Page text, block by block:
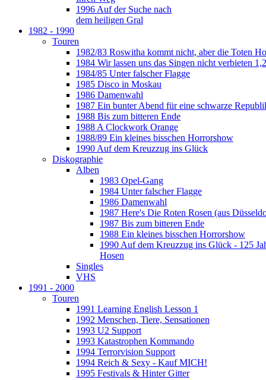
1996 Auf der Suche nach
dem heiligen Gral
1982 - 1990
Touren
1982/83 Roswitha kommt nicht, aber die Toten
1984 Wir lassen uns das Singen nicht verbieten
1984/85 Unter falscher Flagge
1985 Disco in Moskau
1986 Damenwahl
1987 Ein bunter Abend für eine schwarze
1988 Bis zum bitteren Ende
1988 A Clockwork Orange
1988/89 Ein kleines bisschen Horrorshow
1990 Auf dem Kreuzzug ins Glück
Diskographie
Alben
1983 Opel-Gang
1984 Unter falscher Flagge
1986 Damenwahl
1987 Here's Die Roten Rosen (aus
1987 Bis zum bitteren Ende
1988 Ein kleines bisschen Horrorshow
1990 Auf dem Kreuzzug ins Glück - 125
Hosen
Singles
VHS
1991 - 2000
Touren
1991 Learning English Lesson 1
1992 Menschen, Tiere, Sensationen
1993 U2 Support
1993 Katastrophen Kommando
1994 Terrorvision Support
1994 Reich & Sexy - Kauf MICH!
1995 Festivals & Hinter Gitter